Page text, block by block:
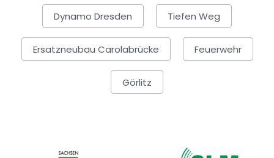
Dynamo Dresden Tiefen Weg
Ersatzneubau Carolabrücke Feuerwehr
Görlitz